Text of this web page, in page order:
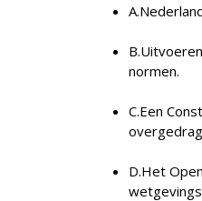
normen.
C.Een
D.Het